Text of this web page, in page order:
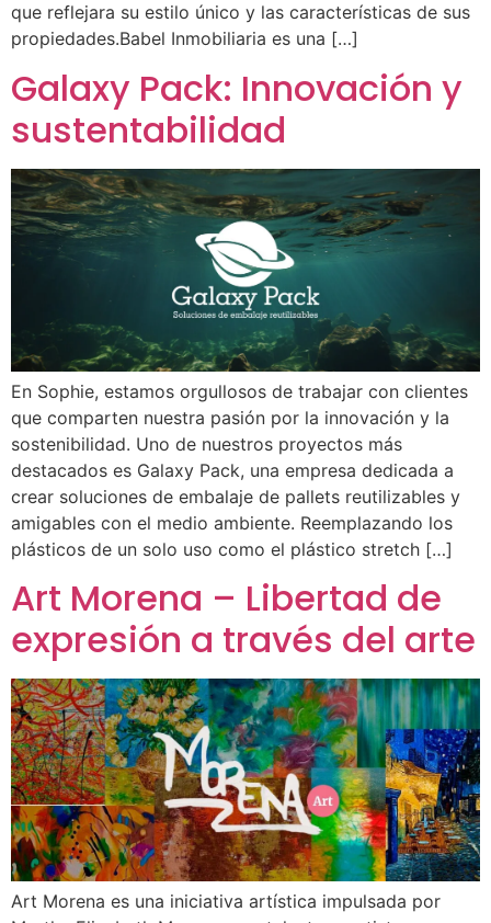
que reflejara su estilo único y las características de sus
propiedades.Babel Inmobiliaria es una […]
Galaxy Pack: Innovación y
sustentabilidad
En Sophie, estamos orgullosos de trabajar con clientes
que comparten nuestra pasión por la innovación y la
sostenibilidad. Uno de nuestros proyectos más
destacados es Galaxy Pack, una empresa dedicada a
crear soluciones de embalaje de pallets reutilizables y
amigables con el medio ambiente. Reemplazando los
plásticos de un solo uso como el plástico stretch […]
Art Morena – Libertad de
expresión a través del arte
Art Morena es una iniciativa artística impulsada por